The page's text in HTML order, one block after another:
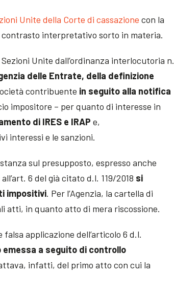
Unite della Corte di cassazione con la
interpretativo sorto in materia.
Unite dall’ordinanza interlocutoria n.
delle Entrate, della definizione
contribuente in seguito alla notifica
impositore – per quanto di interesse in
di IRES e IRAP e,
interessi e le sanzioni.
sul presupposto, espresso anche
6 del già citato d.l. 119/2018 si
impositivi. Per l’Agenzia, la cartella di
atti, in quanto atto di mera riscossione.
applicazione dell’articolo 6 d.l.
a seguito di controllo
infatti, del primo atto con cui la